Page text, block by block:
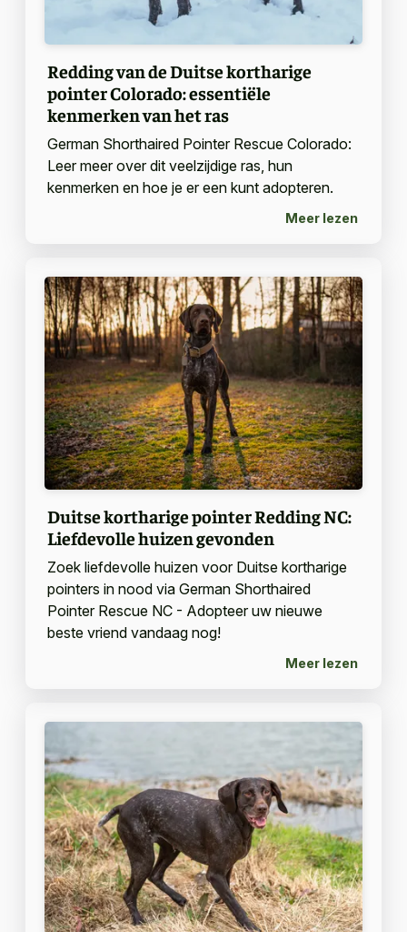
Redding van de Duitse kortharige
pointer Colorado: essentiële
kenmerken van het ras
German Shorthaired Pointer Rescue Colorado:
Leer meer over dit veelzijdige ras, hun
kenmerken en hoe je er een kunt adopteren.
Meer lezen
Duitse kortharige pointer Redding NC:
Liefdevolle huizen gevonden
Zoek liefdevolle huizen voor Duitse kortharige
pointers in nood via German Shorthaired
Pointer Rescue NC - Adopteer uw nieuwe
beste vriend vandaag nog!
Meer lezen